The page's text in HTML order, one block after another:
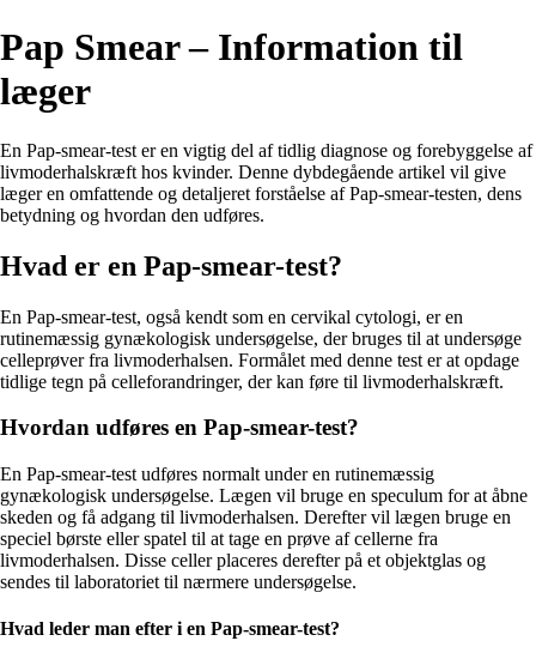
Pap Smear – Information til
læger
En Pap-smear-test er en vigtig del af tidlig diagnose og forebyggelse af
livmoderhalskræft hos kvinder. Denne dybdegående artikel vil give
læger en omfattende og detaljeret forståelse af Pap-smear-testen, dens
betydning og hvordan den udføres.
Hvad er en Pap-smear-test?
En Pap-smear-test, også kendt som en cervikal cytologi, er en
rutinemæssig gynækologisk undersøgelse, der bruges til at undersøge
celleprøver fra livmoderhalsen. Formålet med denne test er at opdage
tidlige tegn på celleforandringer, der kan føre til livmoderhalskræft.
Hvordan udføres en Pap-smear-test?
En Pap-smear-test udføres normalt under en rutinemæssig
gynækologisk undersøgelse. Lægen vil bruge en speculum for at åbne
skeden og få adgang til livmoderhalsen. Derefter vil lægen bruge en
speciel børste eller spatel til at tage en prøve af cellerne fra
livmoderhalsen. Disse celler placeres derefter på et objektglas og
sendes til laboratoriet til nærmere undersøgelse.
Hvad leder man efter i en Pap-smear-test?